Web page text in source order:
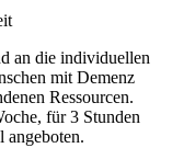
an die individuellen
mit Demenz
Ressourcen.
für 3 Stunden